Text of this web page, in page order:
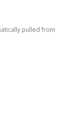
pulled from